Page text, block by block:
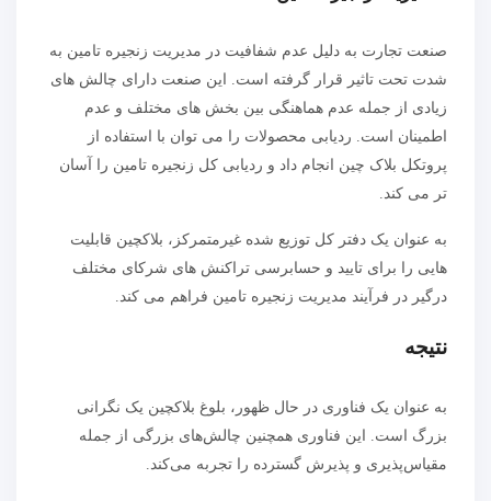
صنعت تجارت به دلیل عدم شفافیت در مدیریت زنجیره تامین به
شدت تحت تاثیر قرار گرفته است. این صنعت دارای چالش های
زیادی از جمله عدم هماهنگی بین بخش های مختلف و عدم
اطمینان است. ردیابی محصولات را می توان با استفاده از
پروتکل بلاک چین انجام داد و ردیابی کل زنجیره تامین را آسان
تر می کند.
به عنوان یک دفتر کل توزیع شده غیرمتمرکز، بلاکچین قابلیت
هایی را برای تایید و حسابرسی تراکنش های شرکای مختلف
درگیر در فرآیند مدیریت زنجیره تامین فراهم می کند.
نتیجه
به عنوان یک فناوری در حال ظهور، بلوغ بلاکچین یک نگرانی
بزرگ است. این فناوری همچنین چالش‌های بزرگی از جمله
مقیاس‌پذیری و پذیرش گسترده را تجربه می‌کند.